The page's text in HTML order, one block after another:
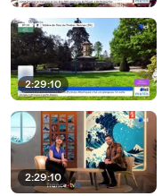
2:29:10
2:29:10